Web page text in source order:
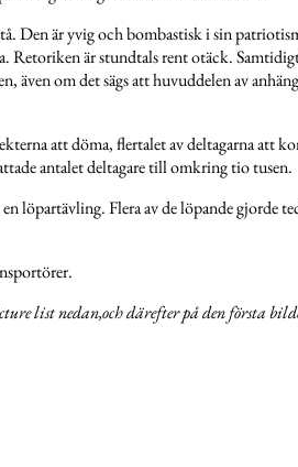
Den är yvig och bombastisk i sin
Retoriken är stundtals rent otäck.
även om det sägs att huvuddelen av
att döma, flertalet av deltagarna att
antalet deltagare till omkring tio tusen.
löpartävling. Flera av de löpande gjorde
list nedan,och därefter på den första